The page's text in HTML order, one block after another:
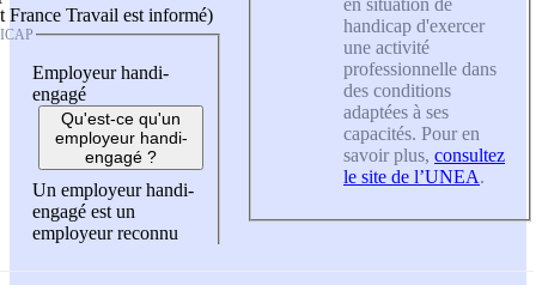
France Travail est informé)
Employeur handi-
engagé
Qu'est-ce qu'un
employeur handi-
engagé ?
Un employeur handi-
engagé est un
employeur reconnu
handicap d'exercer
une activité
professionnelle dans
des conditions
adaptées à ses
capacités. Pour en
savoir plus, consultez
le site de l’UNEA.